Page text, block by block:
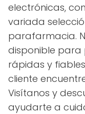
electrónicas,
variada
parafarmacia.
disponible para
rápidas y
cliente
Visítanos y
ayudarte a